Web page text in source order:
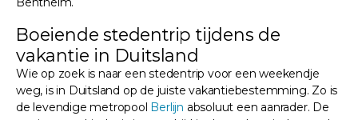
Boeiende stedentrip tijdens de
vakantie in Duitsland
Wie op zoek is naar een stedentrip voor een weekendje
weg, is in Duitsland op de juiste vakantiebestemming. Zo is
de levendige metropool Berlijn absoluut een aanrader. De